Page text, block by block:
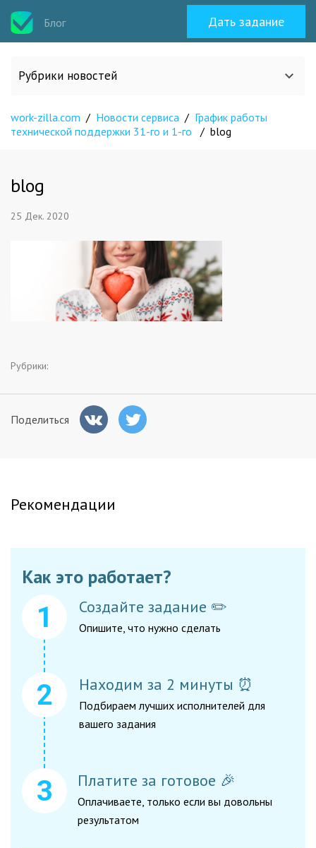
Блог Дать задание
Рубрики новостей
Все статьи
Новости сервиса
Исполнителям
Гости
work-zilla.com / Новости сервиса / График работы
технической поддержки 31-го и 1-го
/ blog
blog
25 Дек. 2020
Рубрики:
Поделиться
Рекомендации
Как это работает?
Создайте задание ✏️
Опишите, что нужно сделать
Находим за 2 минуты ⏰
Подбираем лучших исполнителей для
вашего задания
Платите за готовое 🎉
Оплачиваете, только если вы довольны
результатом